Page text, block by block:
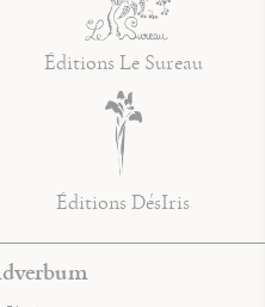
Éditions Le Sureau
Éditions DésIris